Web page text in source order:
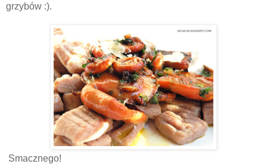
grzybów :).
Smacznego!